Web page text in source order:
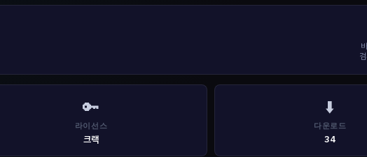
🔑
라이선스
크랙
⬇️
다운로드
34